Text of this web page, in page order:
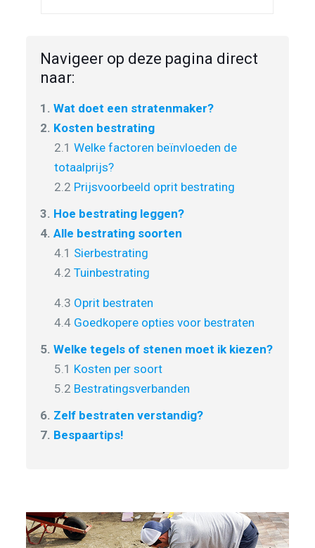
Navigeer op deze pagina direct
naar:
1. Wat doet een stratenmaker?
2. Kosten bestrating
2.1 Welke factoren beïnvloeden de
totaalprijs?
2.2 Prijsvoorbeeld oprit bestrating
3. Hoe bestrating leggen?
4. Alle bestrating soorten
4.1 Sierbestrating
4.2 Tuinbestrating
4.3 Oprit bestraten
4.4 Goedkopere opties voor bestraten
5. Welke tegels of stenen moet ik kiezen?
5.1 Kosten per soort
5.2 Bestratingsverbanden
6. Zelf bestraten verstandig?
7. Bespaartips!